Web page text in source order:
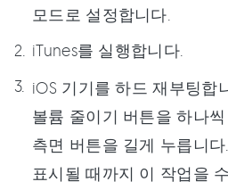
모드로 설정합니다.
iTunes를 실행합니다.
iOS 기기를 하드 재부팅합
볼륨 줄이기 버튼을 하나
측면 버튼을 길게 누릅니
표시될 때까지 이 작업을